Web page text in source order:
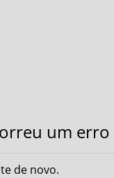
um
de novo.